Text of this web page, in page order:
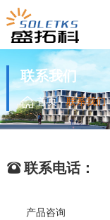
联系我们
首页 - 联系我们
联系电话：
产品咨询